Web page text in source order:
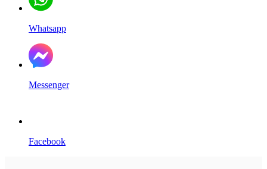
Whatsapp
Messenger
Facebook